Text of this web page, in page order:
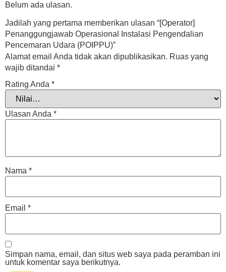
Belum ada ulasan.
Jadilah yang pertama memberikan ulasan “[Operator]
Penanggungjawab Operasional Instalasi Pengendalian
Pencemaran Udara (POIPPU)”
Alamat email Anda tidak akan dipublikasikan. Ruas yang
wajib ditandai *
Rating Anda *
Ulasan Anda *
Nama *
Email *
Simpan nama, email, dan situs web saya pada peramban ini
untuk komentar saya berikutnya.